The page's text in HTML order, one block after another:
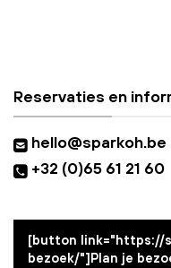
Reservaties en
hello@sparkoh.be
+32 (0)65 61 21 60
[button link="https://
bezoek/"]Plan je